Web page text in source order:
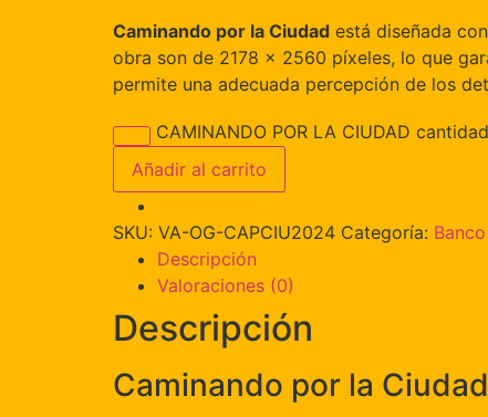
Caminando por la Ciudad está diseñada
obra son de 2178 x 2560 píxeles, lo que
permite una adecuada percepción de los
CAMINANDO POR LA CIUDAD cantidad
Añadir al carrito
SKU: VA-OG-CAPCIU2024 Categoría:
Descripción
Valoraciones (0)
Descripción
Caminando por la